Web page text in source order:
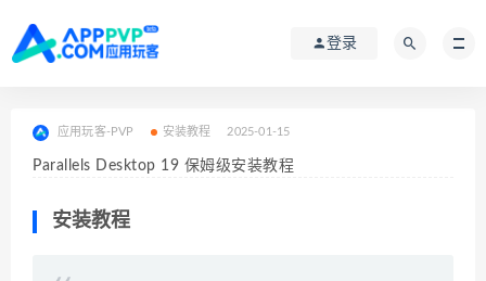
登录
应用玩客-PVP 安装教程 2025-01-15
Parallels Desktop 19 保姆级安装教程
安装教程